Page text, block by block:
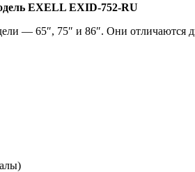
EXELL EXID-752-RU
— 65″, 75″ и 86″. Они отличаются